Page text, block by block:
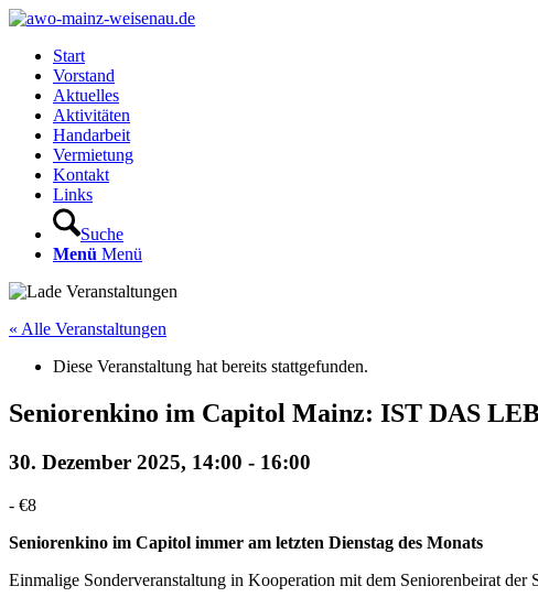
Start
Vorstand
Aktuelles
Aktivitäten
Handarbeit
Vermietung
Kontakt
Links
Suche
Menü Menü
« Alle Veranstaltungen
Diese Veranstaltung hat bereits stattgefunden.
Seniorenkino im Capitol Mainz: IST DAS
30. Dezember 2025, 14:00 - 16:00
- €8
Seniorenkino im Capitol immer am letzten Dienstag des Monats
Einmalige Sonderveranstaltung in Kooperation mit dem Seniorenbeirat der